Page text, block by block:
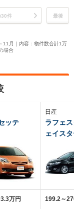
30件 最後
11月｜内容：物件数合計1万
場合
ッテ
万円
日産
ラフェ
ェイス
199.2～